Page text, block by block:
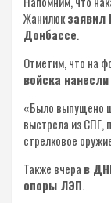
Жанилюкзаявил
Донбассе.
Отметим, что на
войска
«Было выпущено
выстрела из СПГ,
стрелковое
Также вчера в
опоры ЛЭП.